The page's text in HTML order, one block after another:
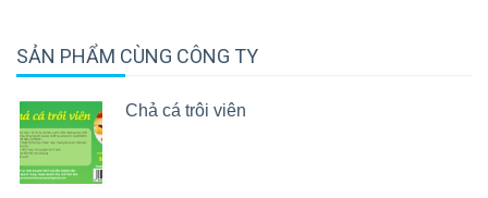
SẢN PHẨM CÙNG CÔNG TY
Chả cá trôi viên